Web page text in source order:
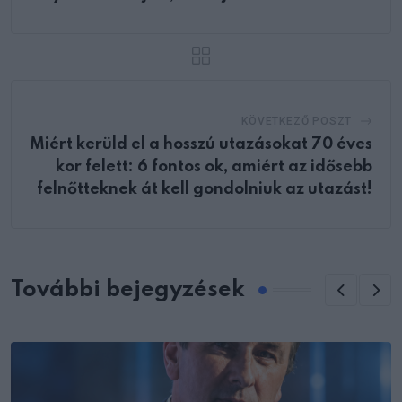
Miért kerüld el a hosszú utazásokat 70 éves
kor felett: 6 fontos ok, amiért az idősebb
felnőtteknek át kell gondolniuk az utazást!
További bejegyzések